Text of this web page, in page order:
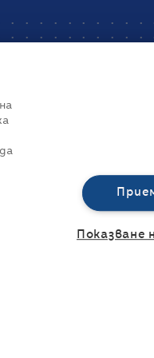
Реклама
За нас
Политика за
Управление на
Показване